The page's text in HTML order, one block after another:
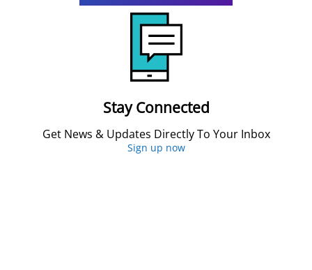
Stay Connected
Get News & Updates Directly To Your Inbox
Sign up now